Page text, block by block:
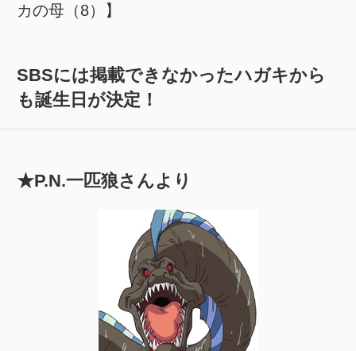
カの母（8）】
SBSには掲載できなかったハガキから
も誕生日が決定！
★P.N.一匹狼さんより